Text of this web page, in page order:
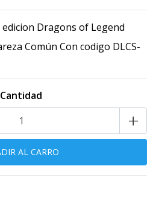
edicion Dragons of Legend
Común Con codigo DLCS-
Cantidad
+